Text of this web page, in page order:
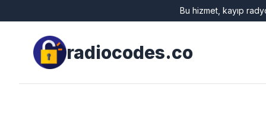
Bu hizmet, kayıp
radiocodes.co